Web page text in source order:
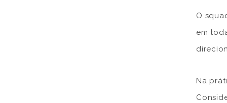
O
em
Na